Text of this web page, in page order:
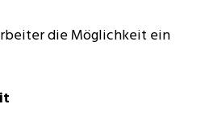
die Möglichkeit ein